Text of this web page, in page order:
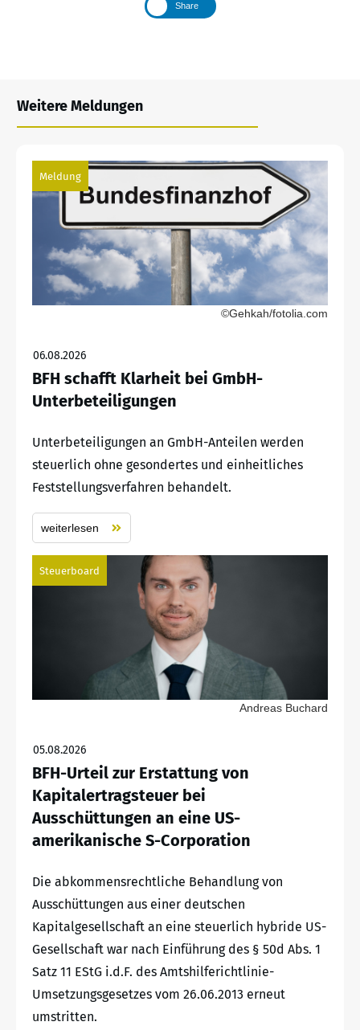
Share
Weitere Meldungen
Meldung
©Gehkah/fotolia.com
06.08.2026
BFH schafft Klarheit bei GmbH-
Unterbeteiligungen
Unterbeteiligungen an GmbH-Anteilen werden
steuerlich ohne gesondertes und einheitliches
Feststellungsverfahren behandelt.
weiterlesen
Steuerboard
Andreas Buchard
05.08.2026
BFH-Urteil zur Erstattung von
Kapitalertragsteuer bei
Ausschüttungen an eine US-
amerikanische S-Corporation
Die abkommensrechtliche Behandlung von
Ausschüttungen aus einer deutschen
Kapitalgesellschaft an eine steuerlich hybride US-
Gesellschaft war nach Einführung des § 50d Abs. 1
Satz 11 EStG i.d.F. des Amtshilferichtlinie-
Umsetzungsgesetzes vom 26.06.2013 erneut
umstritten.